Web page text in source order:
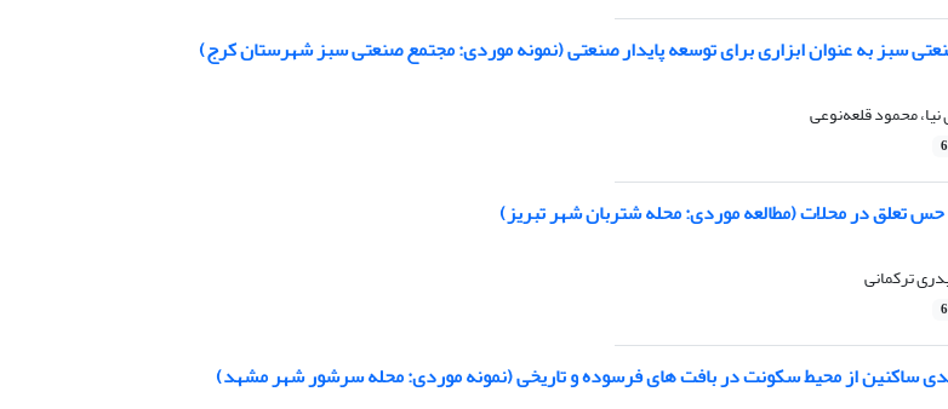
سبز به عنوان ابزاری برای توسعه پایدار صنعتی (نمونه موردی: مجتمع صنعتی سبز شهرستان کرج)
محمود قلعه‌نوعی
تعلق در محلات (مطالعه موردی: محله شتربان شهر تبریز)
ترکمانی
ساکنین از محیط سکونت در بافت های فرسوده و تاریخی (نمونه موردی: محله سرشور شهر مشهد)